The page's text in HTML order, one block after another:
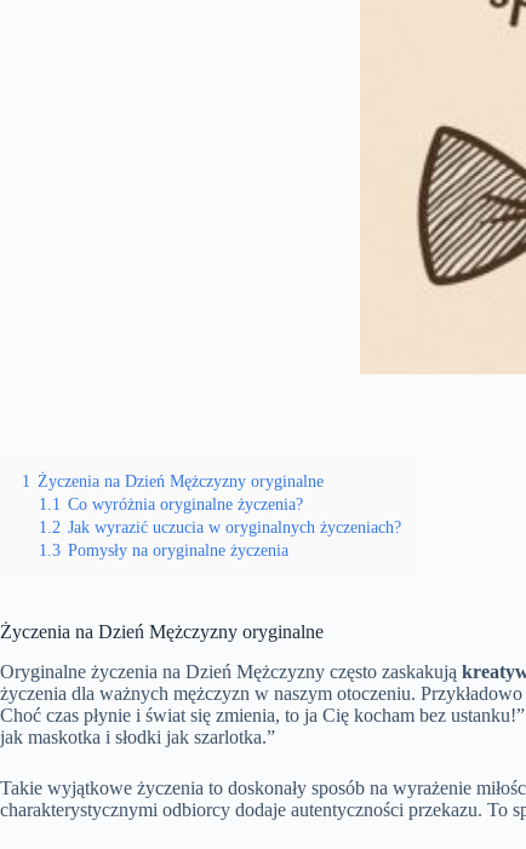
1 Życzenia na Dzień Mężczyzny oryginalne
1.1 Co wyróżnia oryginalne życzenia?
1.2 Jak wyrazić uczucia w oryginalnych życzeniach?
1.3 Pomysły na oryginalne życzenia
Życzenia na Dzień Mężczyzny oryginalne
Oryginalne życzenia na Dzień Mężczyzny często zaskakują
życzenia dla ważnych mężczyzn w naszym otoczeniu.
Choć czas płynie i świat się zmienia, to ja Cię kocham bez
jak maskotka i słodki jak szarlotka.”
Takie wyjątkowe życzenia to doskonały sposób na wyrażenie
charakterystycznymi odbiorcy dodaje autentyczności przekazu. To